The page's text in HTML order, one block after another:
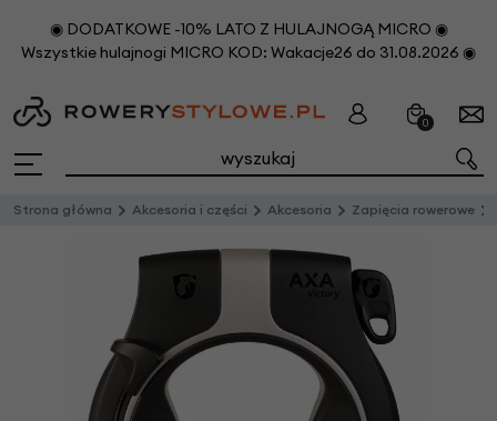
◉ DODATKOWE -10% LATO Z HULAJNOGĄ MICRO ◉
Wszystkie hulajnogi MICRO KOD: Wakacje26 do 31.08.2026 ◉
0
Strona główna Akcesoria i części Akcesoria Zapięcia rowerowe